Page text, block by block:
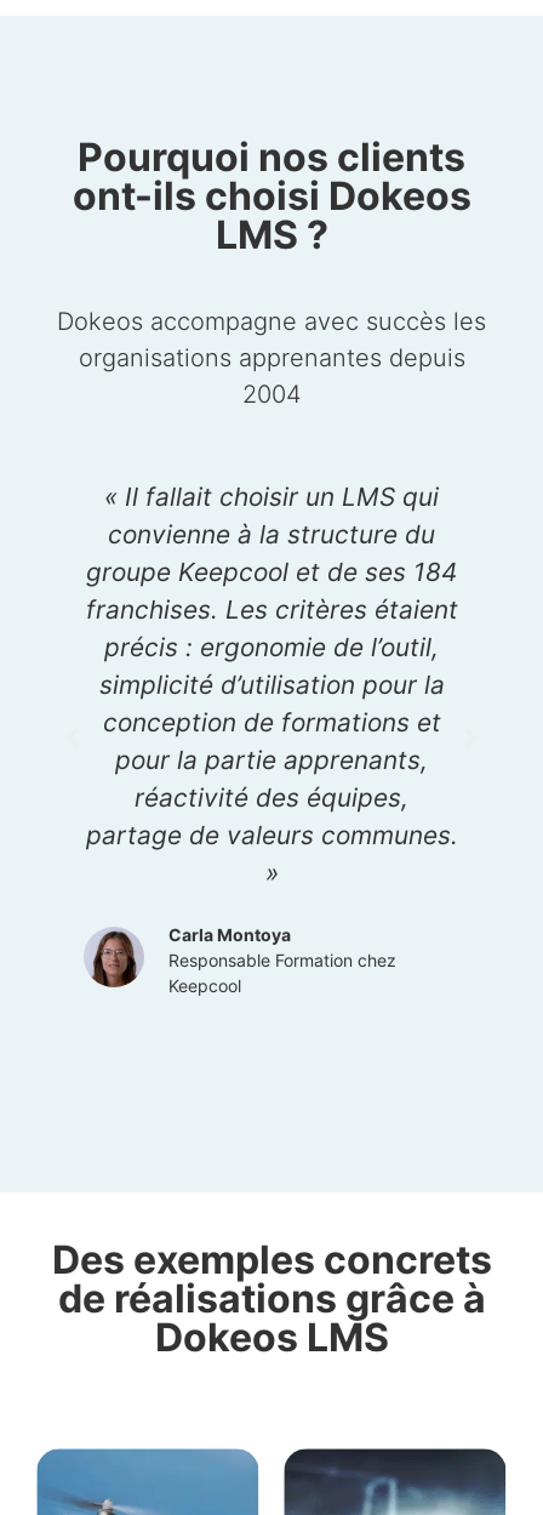
Pourquoi nos clients
ont-ils choisi Dokeos
LMS ?
Dokeos accompagne avec succès les
organisations apprenantes depuis
2004
« Il fallait choisir un LMS qui
convienne à la structure du
groupe Keepcool et de ses 184
franchises. Les critères étaient
précis : ergonomie de l’outil,
simplicité d’utilisation pour la
conception de formations et
pour la partie apprenants,
réactivité des équipes,
partage de valeurs communes.
»
Carla Montoya
Responsable Formation chez
Keepcool
Des exemples concrets
de réalisations grâce à
Dokeos LMS